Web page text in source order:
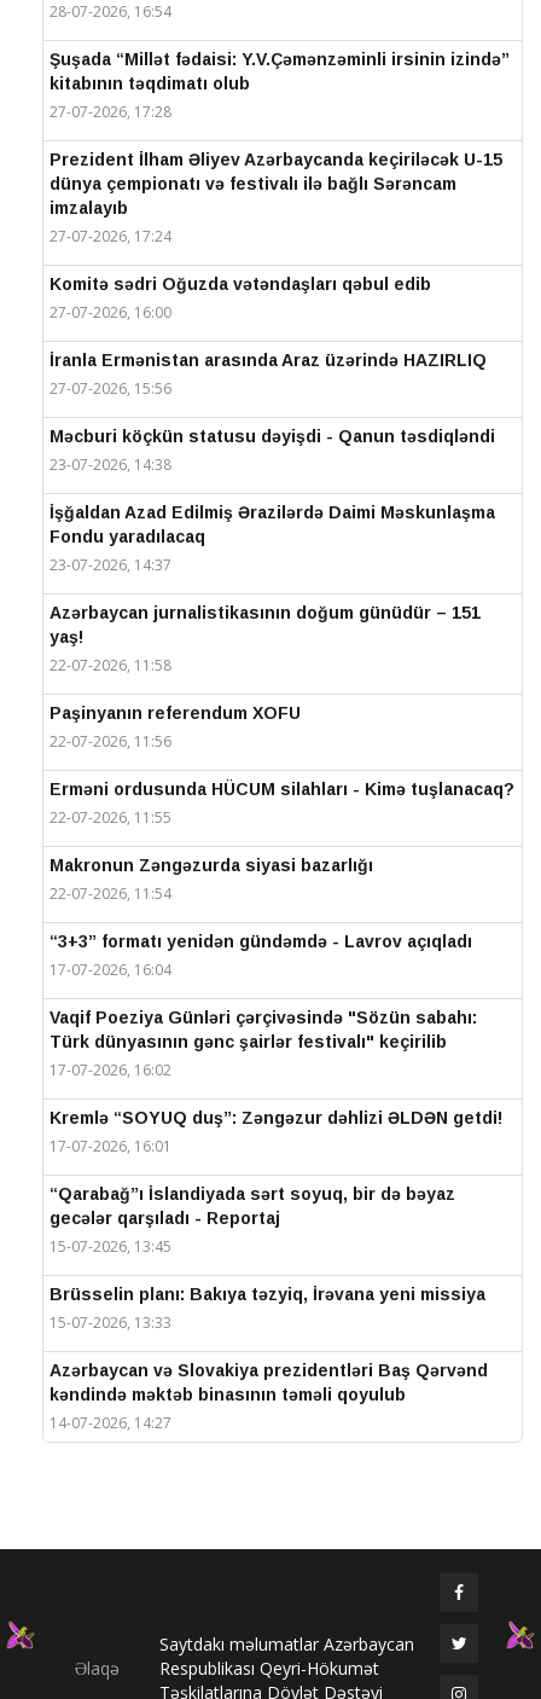
28-07-2026, 16:54
Şuşada “Millət fədaisi: Y.V.Çəmənzəminli irsinin izində”
kitabının təqdimatı olub
27-07-2026, 17:28
Prezident İlham Əliyev Azərbaycanda keçiriləcək U-15
dünya çempionatı və festivalı ilə bağlı Sərəncam
imzalayıb
27-07-2026, 17:24
Komitə sədri Oğuzda vətəndaşları qəbul edib
27-07-2026, 16:00
İranla Ermənistan arasında Araz üzərində HAZIRLIQ
27-07-2026, 15:56
Məcburi köçkün statusu dəyişdi - Qanun təsdiqləndi
23-07-2026, 14:38
İşğaldan Azad Edilmiş Ərazilərdə Daimi Məskunlaşma
Fondu yaradılacaq
23-07-2026, 14:37
Azərbaycan jurnalistikasının doğum günüdür – 151
yaş!
22-07-2026, 11:58
Paşinyanın referendum XOFU
22-07-2026, 11:56
Erməni ordusunda HÜCUM silahları - Kimə tuşlanacaq?
22-07-2026, 11:55
Makronun Zəngəzurda siyasi bazarlığı
22-07-2026, 11:54
“3+3” formatı yenidən gündəmdə - Lavrov açıqladı
17-07-2026, 16:04
Vaqif Poeziya Günləri çərçivəsində "Sözün sabahı:
Türk dünyasının gənc şairlər festivalı" keçirilib
17-07-2026, 16:02
Kremlə “SOYUQ duş”: Zəngəzur dəhlizi ƏLDƏN getdi!
17-07-2026, 16:01
“Qarabağ”ı İslandiyada sərt soyuq, bir də bəyaz
gecələr qarşıladı - Reportaj
15-07-2026, 13:45
Brüsselin planı: Bakıya təzyiq, İrəvana yeni missiya
15-07-2026, 13:33
Azərbaycan və Slovakiya prezidentləri Baş Qərvənd
kəndində məktəb binasının təməli qoyulub
14-07-2026, 14:27
Prezidentlər Şuşada mətbuata bəyanatlarla çıxış
Elməddin Behbud: “IV Şuşa Qlobal Media Forumu
beynəlxalq media əməkdaşlığının nüfuzlu
Əlaqə
Saytdakı məlumatlar Azərbaycan
Respublikası Qeyri-Hökumət
Təşkilatlarına Dövlət Dəstəyi